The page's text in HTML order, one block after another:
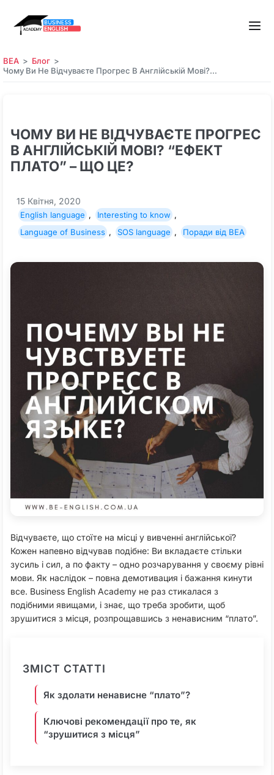
BEA
Блог
Чому Ви Не Відчуваєте Прогрес В Англійській Мові?…
ЧОМУ ВИ НЕ ВІДЧУВАЄТЕ ПРОГРЕС
В АНГЛІЙСЬКІЙ МОВІ? “ЕФЕКТ
ПЛАТО” – ЩО ЦЕ?
15 Квітня, 2020
English language , Interesting to know ,
Language of Business , SOS language , Поради від BEA
Відчуваєте, що стоїте на місці у вивченні англійської?
Кожен напевно відчував подібне: Ви вкладаєте стільки
зусиль і сил, а по факту – одно розчарування у своєму рівні
мови. Як наслідок – повна демотивация і бажання кинути
все. Business English Academy не раз стикалася з
подібними явищами, і знає, що треба зробити, щоб
зрушитися з місця, розпрощавшись з ненависним “плато”.
ЗМІСТ СТАТТІ
Як здолати ненависне “плато”?
Ключові рекомендації про те, як
“зрушитися з місця”